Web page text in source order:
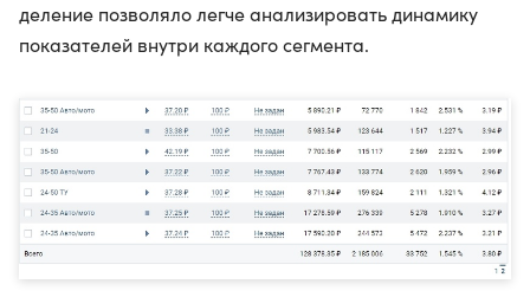
деление позволяло легче анализировать динамику
показателей внутри каждого сегмента.